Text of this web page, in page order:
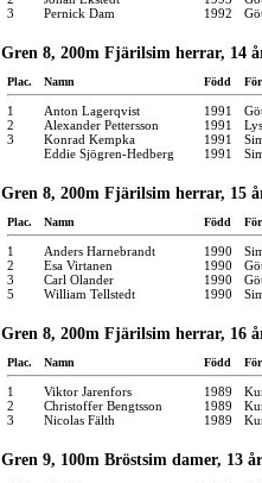
3
Pernick Dam 1992
Gren 8, 200m Fjärilsim herrar, 14
Plac. Namn Född
1 Anton Lagerqvist 1991
2
Alexander Pettersson 1991
3
Konrad Kempka 1991
Eddie Sjögren-Hedberg
1991
Gren 8, 200m Fjärilsim herrar, 15
Plac. Namn Född
1 Anders Harnebrandt 1990
2
Esa Virtanen 1990
3
Carl Olander 1990
5
William Tellstedt 1990
Gren 8, 200m Fjärilsim herrar, 16
Plac. Namn Född
1 Viktor Jarenfors 1989
2
Christoffer Bengtsson 1989
3
Nicolas Fälth 1989
Gren 9, 100m Bröstsim damer, 13